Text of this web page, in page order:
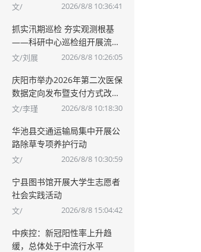
文/ 2026/8/8 10:36:41
抓实汛期巡检 夯实观测根基
——科研中心巡检组开展流域
观测站点汛期巡检
文/刘展 2026/8/8 10:26:05
庆阳市举办2026年第二次医保
数据定向发布暨支付方式改革
业务培训会
文/李瑾 2026/8/8 10:18:30
华池县交通运输局集中开展公
路除草专项养护行动
文/ 2026/8/8 10:30:59
宁县图书馆开展大学生志愿者
社会实践活动
文/ 2026/8/8 15:04:42
中疾控：新冠阳性率上升趋
缓，总体处于中流行水平